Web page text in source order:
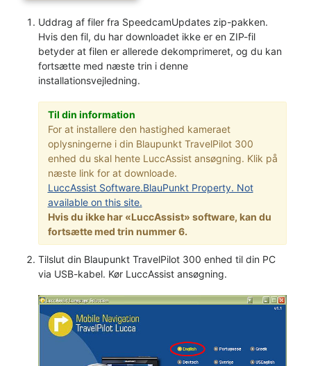
Uddrag af filer fra SpeedcamUpdates zip-pakken.
Hvis den fil, du har downloadet ikke er en ZIP-fil
betyder at filen er allerede dekomprimeret, og du kan
fortsætte med næste trin i denne
installationsvejledning.
Til din information
For at installere den hastighed kameraet
oplysningerne i din Blaupunkt TravelPilot 300
enhed du skal hente LuccAssist ansøgning. Klik på
næste link for at downloade.
LuccAssist Software.BlauPunkt Property. Not
available on this site.
Hvis du ikke har «LuccAssist» software, kan du
fortsætte med trin nummer 6.
Tilslut din Blaupunkt TravelPilot 300 enhed til din PC
via USB-kabel. Kør LuccAssist ansøgning.